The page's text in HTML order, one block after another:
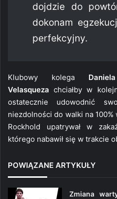
dojdzie do
dokonam
perfekcyjny.
Klubowy kolega
Velasquezachciałby w
ostatecznie udowodnić
niezdolności do walki na
Rockhold upatrywał w
którego nabawił się w trakcie
POWIĄZANE ARTYKUŁY
Zmiana